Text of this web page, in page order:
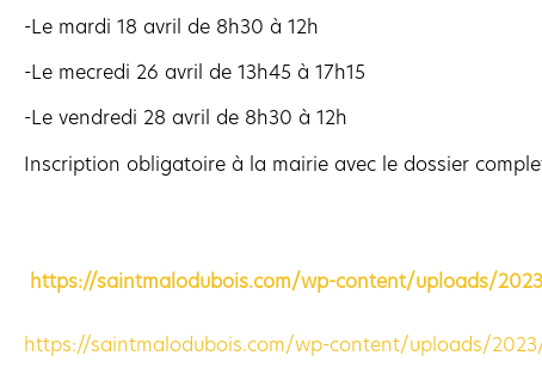
-Le mardi 18 avril de 8h30 à 12h
-Le mecredi 26 avril de 13h45 à 17h15
-Le vendredi 28 avril de 8h30 à 12h
Inscription obligatoire à la mairie avec le dossier
https://saintmalodubois.com/wp-content/uploads/
https://saintmalodubois.com/wp-content/uploads/